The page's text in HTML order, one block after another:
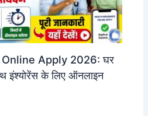
Apply 2026: घर
के लिए ऑनलाइन